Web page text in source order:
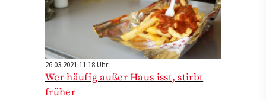
26.03.2021 11:18 Uhr
Wer häufig außer Haus isst, stirbt
früher